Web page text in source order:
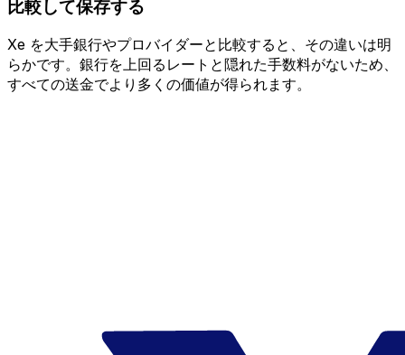
比較して保存する
Xe を大手銀行やプロバイダーと比較すると、その違いは明
らかです。銀行を上回るレートと隠れた手数料がないため、
すべての送金でより多くの価値が得られます。